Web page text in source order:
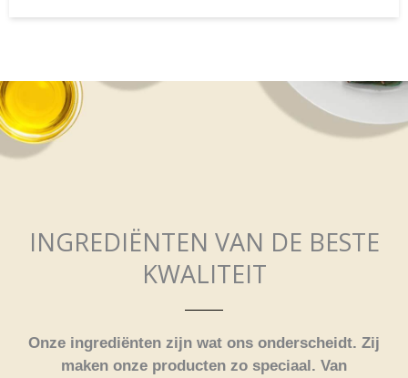
INGREDIËNTEN VAN DE BESTE
KWALITEIT
Onze ingrediënten zijn wat ons onderscheidt. Zij
maken onze producten zo speciaal. Van